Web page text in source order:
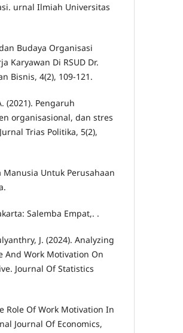
urnal Ilmiah Universitas
Budaya Organisasi
Karyawan Di RSUD Dr.
Bisnis, 4(2), 109-121.
(2021). Pengaruh
organisasional, dan stres
Trias Politika, 5(2),
Manusia Untuk Perusahaan
Salemba Empat,. .
J. (2024). Analyzing
And Work Motivation On
Journal Of Statistics
Role Of Work Motivation In
Journal Of Economics,